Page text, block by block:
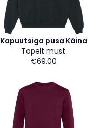
Kapuutsiga pusa Käina
Topelt must
€69.00